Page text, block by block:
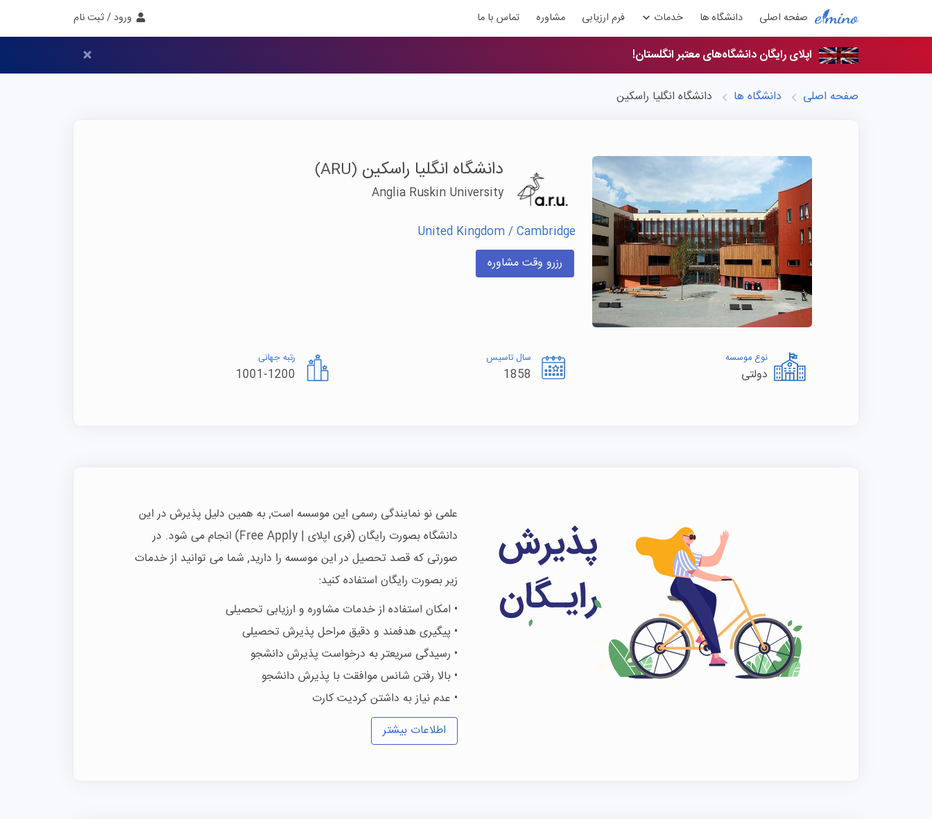
صفحه اصلی دانشگاه ها خدمات فرم ارزیابی مشاوره تماس با ما ورود / ثبت نام
اپلای رایگان دانشگاه‌های معتبر انگلستان!
صفحه اصلی دانشگاه ها دانشگاه انگلیا راسکین
دانشگاه انگلیا راسکین (ARU)
Anglia Ruskin University
United Kingdom / Cambridge
رزرو وقت مشاوره
نوع موسسه
دولتی
سال تاسیس
1858
رتبه جهانی
1001-1200
علمی نو نمایندگی رسمی این موسسه است, به همین دلیل پذیرش در این
دانشگاه بصورت رایگان (فری اپلای | Free Apply) انجام می شود. در
صورتی که قصد تحصیل در این موسسه را دارید, شما می توانید از خدمات
زیر بصورت رایگان استفاده کنید:
• امکان استفاده از خدمات مشاوره و ارزیابی تحصیلی
• پیگیری هدفمند و دقیق مراحل پذیرش تحصیلی
• رسیدگی سریعتر به درخواست پذیرش دانشجو
• بالا رفتن شانس موافقت با پذیرش دانشجو
• عدم نیاز به داشتن کردیت کارت
اطلاعات بیشتر